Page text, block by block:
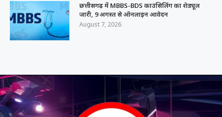
छत्तीसगढ़ में MBBS-BDS काउंसिलिंग का शेड्यूल
जारी, 9 अगस्त से ऑनलाइन आवेदन
August 7, 2026